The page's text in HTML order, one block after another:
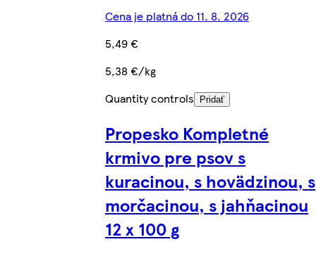
Cena je platná do 11. 8. 2026
5,49 €
5,38 €/kg
Quantity controls
Pridať
Propesko Kompletné
krmivo pre psov s
kuracinou, s hovädzinou, s
morčacinou, s jahňacinou
12 x 100 g